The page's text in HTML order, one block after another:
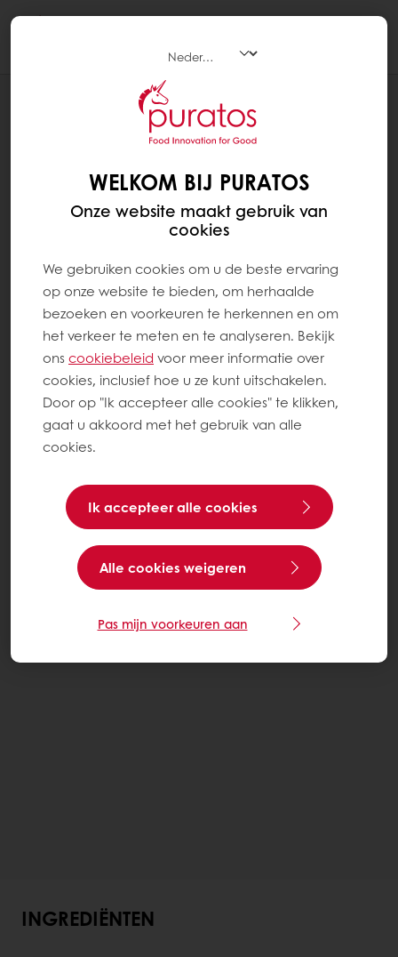
HOEVEBROOD MET TARWEDESEM
INGREDIËNTEN
WELKOM BIJ PURATOS
Onze website maakt gebruik van
cookies
We gebruiken cookies om u de beste ervaring
op onze website te bieden, om herhaalde
bezoeken en voorkeuren te herkennen en om
het verkeer te meten en te analyseren. Bekijk
ons ​​cookiebeleid voor meer informatie over
cookies, inclusief hoe u ze kunt uitschakelen.
Door op "Ik accepteer alle cookies" te klikken,
gaat u akkoord met het gebruik van alle
cookies.
Ik accepteer alle cookies
Alle cookies weigeren
Pas mijn voorkeuren aan